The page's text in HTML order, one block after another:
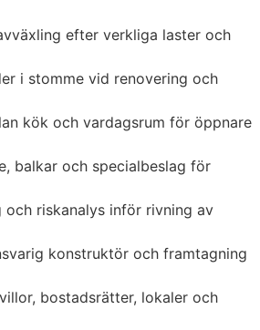
efter verkliga laster och
i stomme vid renovering och
kök och vardagsrum för öppnare
balkar och specialbeslag för
och riskanalys inför rivning av
konstruktör och framtagning
bostadsrätter, lokaler och